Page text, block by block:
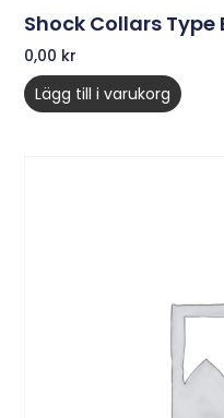
Shock Collars Type
0,00 kr
Lägg till i varukorg